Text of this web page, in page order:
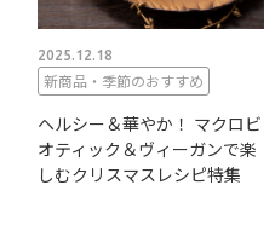
2025.12.18
新商品・季節のおすすめ
ヘルシー＆華やか！ マクロビ
オティック＆ヴィーガンで楽
しむクリスマスレシピ特集